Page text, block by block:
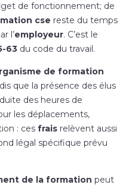
de fonctionnement; de
cse reste du temps
l’employeur. C’est le
63 du code du travail.
de formation
que la présence des élus
des heures de
les déplacements,
: cesfrais relèvent aussi
légal spécifique prévu
de la formation peut